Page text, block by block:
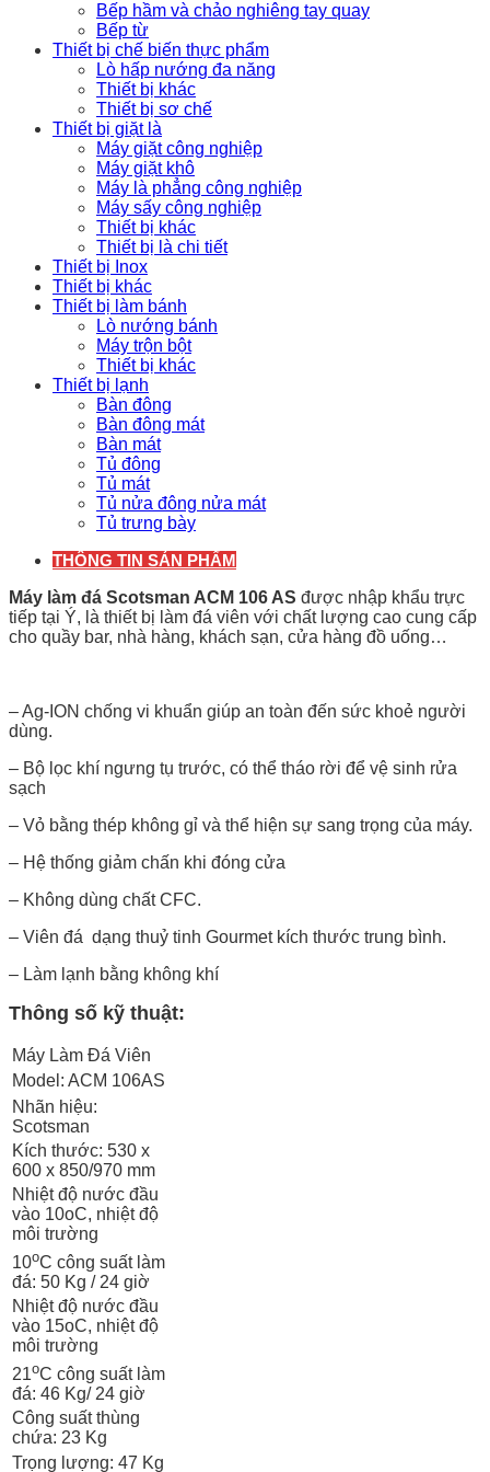
Bếp hầm và chảo nghiêng tay quay
Bếp từ
Thiết bị chế biến thực phẩm
Lò hấp nướng đa năng
Thiết bị khác
Thiết bị sơ chế
Thiết bị giặt là
Máy giặt công nghiệp
Máy giặt khô
Máy là phẳng công nghiệp
Máy sấy công nghiệp
Thiết bị khác
Thiết bị là chi tiết
Thiết bị Inox
Thiết bị khác
Thiết bị làm bánh
Lò nướng bánh
Máy trộn bột
Thiết bị khác
Thiết bị lạnh
Bàn đông
Bàn đông mát
Bàn mát
Tủ đông
Tủ mát
Tủ nửa đông nửa mát
Tủ trưng bày
THÔNG TIN SẢN PHẨM
Máy làm đá Scotsman ACM 106 AS được nhập khẩu trực
tiếp tại Ý, là thiết bị làm đá viên với chất lượng cao cung cấp
cho quầy bar, nhà hàng, khách sạn, cửa hàng đồ uống…
– Ag-ION chống vi khuẩn giúp an toàn đến sức khoẻ người
dùng.
– Bộ lọc khí ngưng tụ trước, có thể tháo rời để vệ sinh rửa
sạch
– Vỏ bằng thép không gỉ và thể hiện sự sang trọng của máy.
– Hệ thống giảm chấn khi đóng cửa
– Không dùng chất CFC.
– Viên đá dạng thuỷ tinh Gourmet kích thước trung bình.
– Làm lạnh bằng không khí
Thông số kỹ thuật:
Máy Làm Đá Viên
Model: ACM 106AS
Nhãn hiệu:
Scotsman
Kích thước: 530 x
600 x 850/970 mm
Nhiệt độ nước đầu
vào 10oC, nhiệt độ
môi trường
10oC công suất làm
đá: 50 Kg / 24 giờ
Nhiệt độ nước đầu
vào 15oC, nhiệt độ
môi trường
21oC công suất làm
đá: 46 Kg/ 24 giờ
Công suất thùng
chứa: 23 Kg
Trọng lượng: 47 Kg